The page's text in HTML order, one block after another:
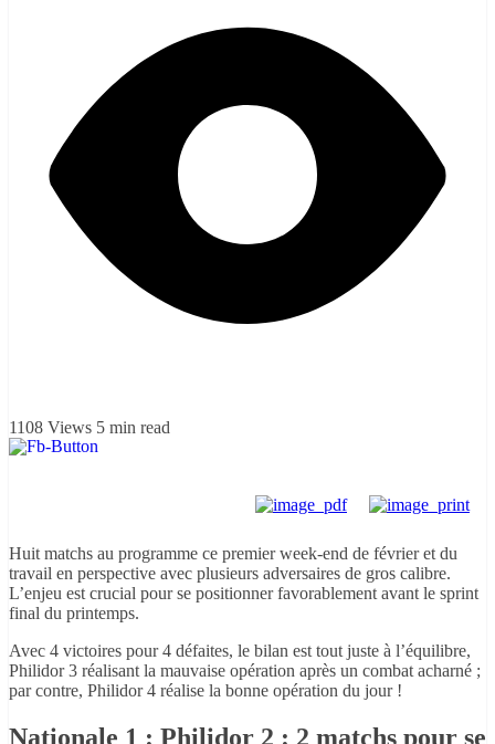
1108 Views 5 min read
Huit matchs au programme ce premier week-end de février et du
travail en perspective avec plusieurs adversaires de gros calibre.
L’enjeu est crucial pour se positionner favorablement avant le sprint
final du printemps.
Avec 4 victoires pour 4 défaites, le bilan est tout juste à l’équilibre,
Philidor 3 réalisant la mauvaise opération après un combat acharné ;
par contre, Philidor 4 réalise la bonne opération du jour !
Nationale 1 : Philidor 2 : 2 matchs pour se